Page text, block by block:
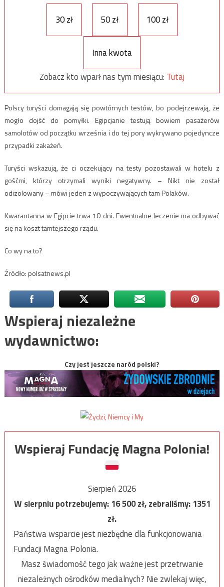
30 zł 50 zł 100 zł
Inna kwota
Zobacz kto wparł nas tym miesiącu: Tutaj
Polscy turyści domagają się powtórnych testów, bo podejrzewają, że
mogło dojść do pomyłki. Egipcjanie testują bowiem pasażerów
samolotów od początku września i do tej pory wykrywano pojedyncze
przypadki zakażeń.
Turyści wskazują, że ci oczekujący na testy pozostawali w hotelu z
gośćmi, którzy otrzymali wyniki negatywny. – Nikt nie został
odizolowany – mówi jeden z wypoczywających tam Polaków.
Kwarantanna w Egipcie trwa 10 dni. Ewentualne leczenie ma odbywać
się na koszt tamtejszego rządu.
Co wy na to?
Źródło: polsatnews.pl
Wspieraj niezależne
wydawnictwo:
Czy jest jeszcze naród polski?
Wspieraj Fundację Magna Polonia!
Sierpień 2026
W sierpniu potrzebujemy:16 500zł, zebraliśmy:1351
zł.
Państwa wsparcie jest niezbędne dla funkcjonowania
Fundacji Magna Polonia.
Masz świadomość tego jak ważne jest przetrwanie
niezależnych ośrodków medialnych? Nie zwlekaj więc,